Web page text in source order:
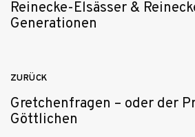
Reinecke-Elsässer &
Generationen
ZURÜCK
Gretchenfragen – oder der
Göttlichen